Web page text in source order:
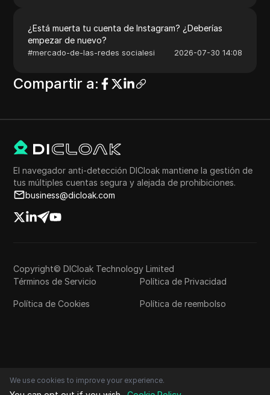
¿Está muerta tu cuenta de Instagram? ¿Deberías
empezar de nuevo?
#mercado-de-las-redes socialesi 2026-07-30 14:08
Compartir a:
El navegador anti-detección DICloak mantiene la gestión de
tus múltiples cuentas segura y alejada de prohibiciones.
business@dicloak.com
Copyright© DICloak Technology Limited
Términos de Servicio
Política de Privacidad
Política de Cookies Política de reembolso
We use cookies to improve your experience.